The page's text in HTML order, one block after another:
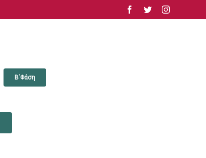
facebook
twitterinstagram
Β΄Φάση